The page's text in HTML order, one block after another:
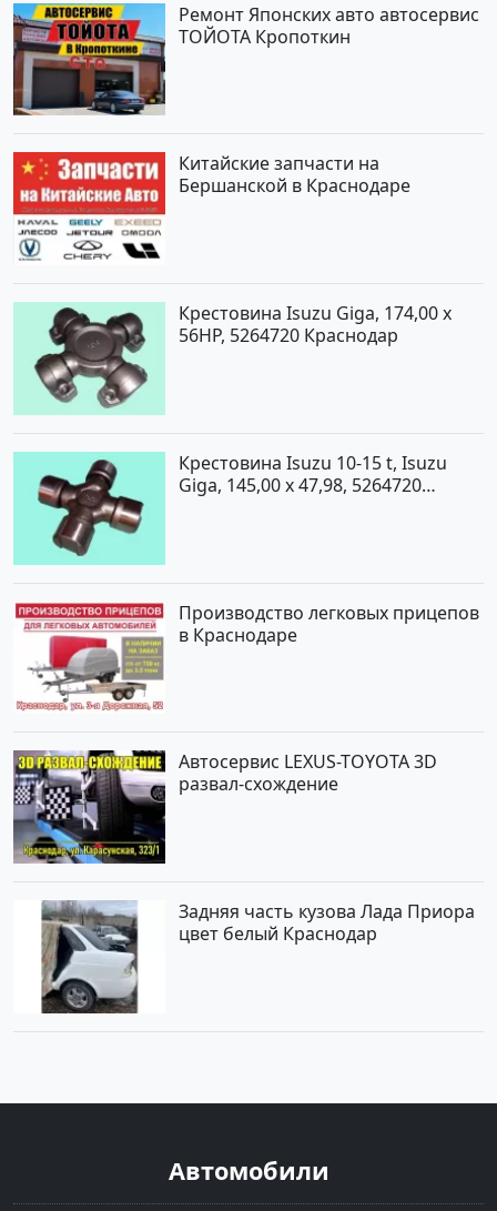
Ремонт Японских авто автосервис
ТОЙОТА Кропоткин
Китайские запчасти на
Бершанской в Краснодаре
Крестовина Isuzu Giga, 174,00 x
56HP, 5264720 Краснодар
Крестовина Isuzu 10-15 t, Isuzu
Giga, 145,00 x 47,98, 5264720
Производство легковых прицепов
в Краснодаре
Автосервис LEXUS-TOYOTA 3D
развал-схождение
Задняя часть кузова Лада Приора
цвет белый Краснодар
Автомобили